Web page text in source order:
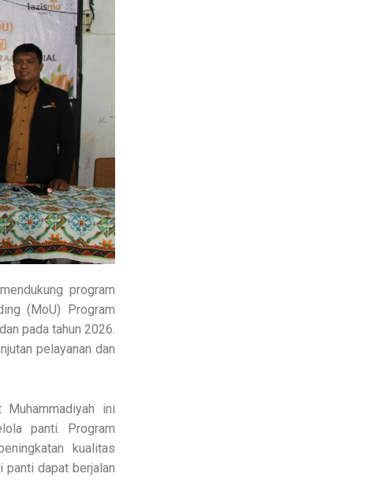
program
(MoU) Program
pada tahun 2026.
pelayanan dan
ini
panti. Program
kualitas
panti dapat berjalan